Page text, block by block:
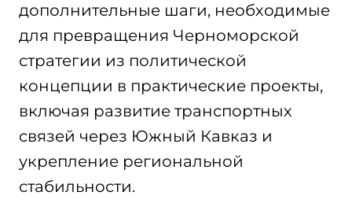
дополнительные шаги, необходимые
для превращения Черноморской
стратегии из политической
концепции в практические проекты,
включая развитие транспортных
связей через Южный Кавказ и
укрепление региональной
стабильности.